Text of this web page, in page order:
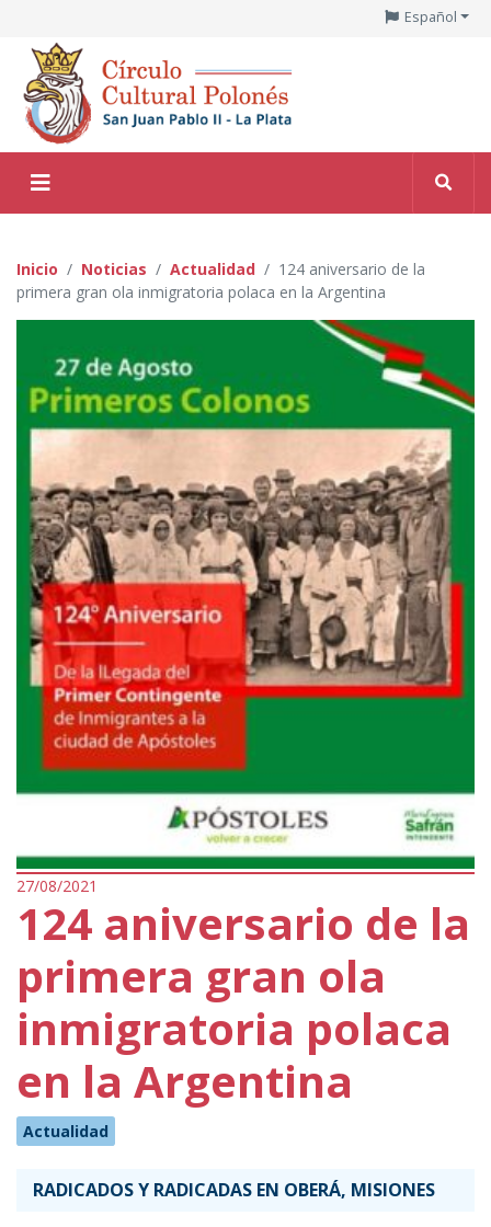
Español
Inicio Noticias Actualidad
124 aniversario de la
primera gran ola inmigratoria polaca en la Argentina
27/08/2021
124 aniversario de la
primera gran ola
inmigratoria polaca
en la Argentina
Actualidad
RADICADOS Y RADICADAS EN OBERÁ, MISIONES